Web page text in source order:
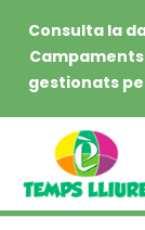
Consulta la
gestionats